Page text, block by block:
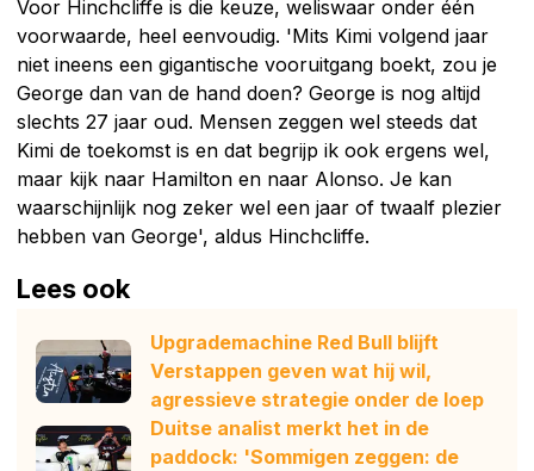
Voor Hinchcliffe is die keuze, weliswaar onder één
voorwaarde, heel eenvoudig. 'Mits Kimi volgend jaar
niet ineens een gigantische vooruitgang boekt, zou je
George dan van de hand doen? George is nog altijd
slechts 27 jaar oud. Mensen zeggen wel steeds dat
Kimi de toekomst is en dat begrijp ik ook ergens wel,
maar kijk naar Hamilton en naar Alonso. Je kan
waarschijnlijk nog zeker wel een jaar of twaalf plezier
hebben van George', aldus Hinchcliffe.
Lees ook
Upgrademachine Red Bull blijft
Verstappen geven wat hij wil,
agressieve strategie onder de loep
Duitse analist merkt het in de
paddock: 'Sommigen zeggen: de